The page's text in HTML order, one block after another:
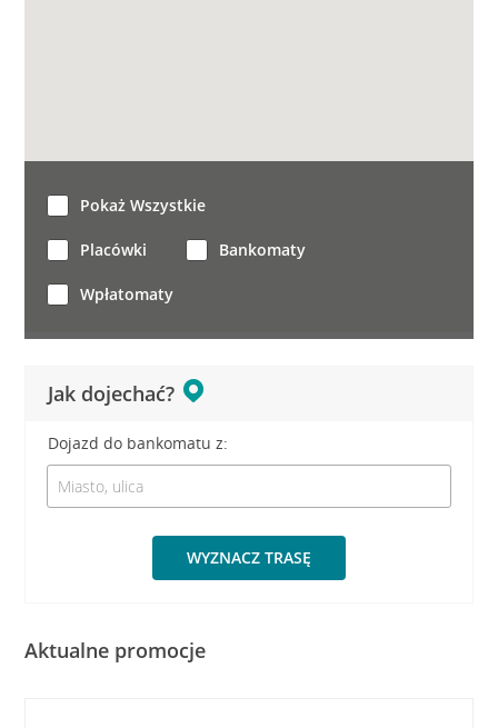
Jak dojechać?
Dojazd do bankomatu z:
WYZNACZ TRASĘ
Pokaż Wszystkie
Placówki Bankomaty
Wpłatomaty
Aktualne promocje